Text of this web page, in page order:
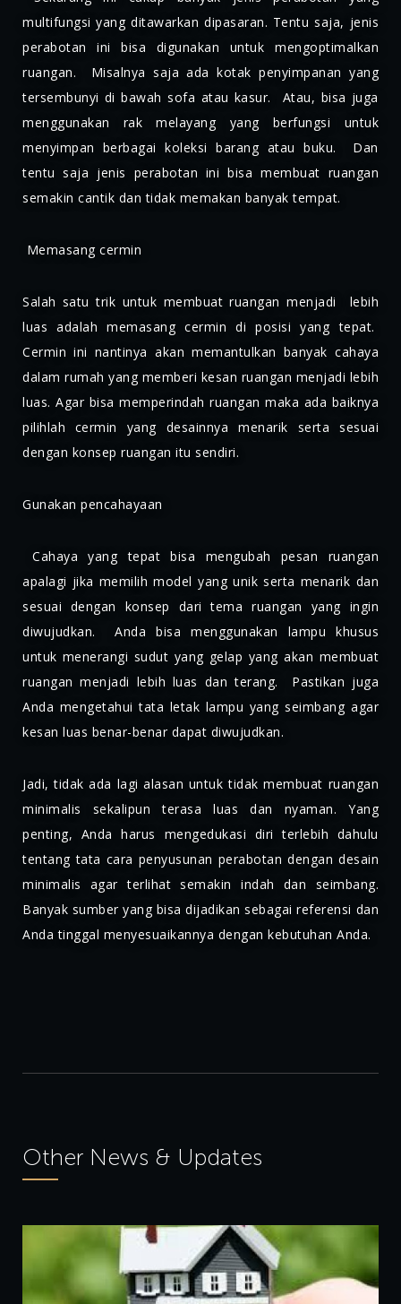
multifungsi yang ditawarkan dipasaran. Tentu saja, jenis
perabotan ini bisa digunakan untuk mengoptimalkan
ruangan. Misalnya saja ada kotak penyimpanan yang
tersembunyi di bawah sofa atau kasur. Atau, bisa juga
menggunakan rak melayang yang berfungsi untuk
menyimpan berbagai koleksi barang atau buku. Dan
tentu saja jenis perabotan ini bisa membuat ruangan
semakin cantik dan tidak memakan banyak tempat.
Memasang cermin
Salah satu trik untuk membuat ruangan menjadi lebih
luas adalah memasang cermin di posisi yang tepat.
Cermin ini nantinya akan memantulkan banyak cahaya
dalam rumah yang memberi kesan ruangan menjadi lebih
luas. Agar bisa memperindah ruangan maka ada baiknya
pilihlah cermin yang desainnya menarik serta sesuai
dengan konsep ruangan itu sendiri.
Gunakan pencahayaan
Cahaya yang tepat bisa mengubah pesan ruangan
apalagi jika memilih model yang unik serta menarik dan
sesuai dengan konsep dari tema ruangan yang ingin
diwujudkan. Anda bisa menggunakan lampu khusus
untuk menerangi sudut yang gelap yang akan membuat
ruangan menjadi lebih luas dan terang. Pastikan juga
Anda mengetahui tata letak lampu yang seimbang agar
kesan luas benar-benar dapat diwujudkan.
Jadi, tidak ada lagi alasan untuk tidak membuat ruangan
minimalis sekalipun terasa luas dan nyaman. Yang
penting, Anda harus mengedukasi diri terlebih dahulu
tentang tata cara penyusunan perabotan dengan desain
minimalis agar terlihat semakin indah dan seimbang.
Banyak sumber yang bisa dijadikan sebagai referensi dan
Anda tinggal menyesuaikannya dengan kebutuhan Anda.
Other News & Updates